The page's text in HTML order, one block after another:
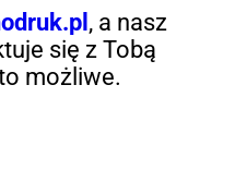
, a nasz
się z Tobą
możliwe.